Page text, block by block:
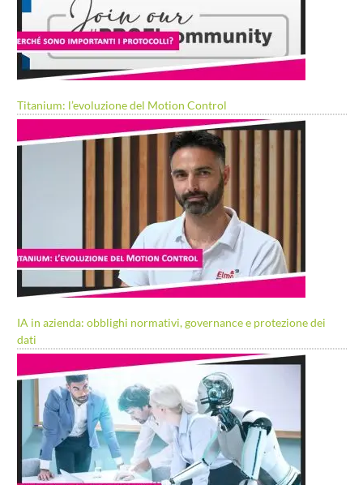
Titanium: l’evoluzione del Motion Control
IA in azienda: obblighi normativi, governance e protezione dei
dati